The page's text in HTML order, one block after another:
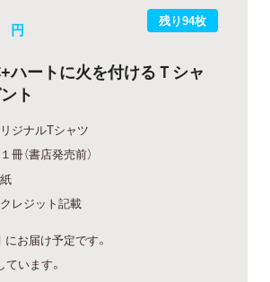
残り94枚
円
ハートに火を付けるＴシャ
ト
ジナルTシャツ
冊（書店発売前）
レジット記載
にお届け予定です。
います。